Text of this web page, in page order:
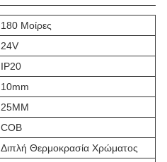
180 Μοίρες
24V
IP20
10mm
25MM
COB
Διπλή Θερμοκρασία Χρώματος